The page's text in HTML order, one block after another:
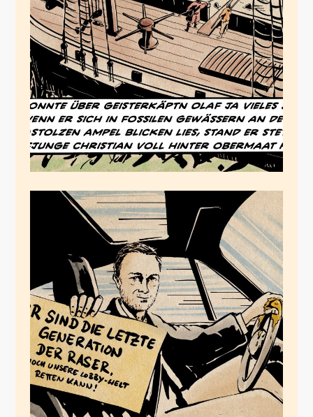
Ampel, seiner
Scholzigkeit stolzem
Klimaschiff
Mai 21, 2023
Der
Porscheklimaaktivist
Mai 15, 2023